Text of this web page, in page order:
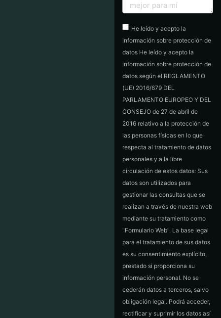
He leído y acepto la
información sobre protección de
datos He leído y acepto la
información sobre protección de
datos según el REGLAMENTO
(UE) 2016/679 DEL
PARLAMENTO EUROPEO Y DEL
CONSEJO de 27 de abril de
2016 relativo a la protección de
las personas físicas en lo que
respecta al tratamiento de datos
personales y a la libre
circulación de estos datos: Sus
datos son utilizados para
gestionar las consultas que se
realizan a través de nuestra web
mediante su tratamiento como
"Formulario Web". La base legal
para el tratamiento de sus datos
es su consentimiento explícito,
prestado si proporciona su
información personal. No se
cederán datos a terceros, salvo
obligación legal. Podrá acceder,
rectificar y suprimir los datos así